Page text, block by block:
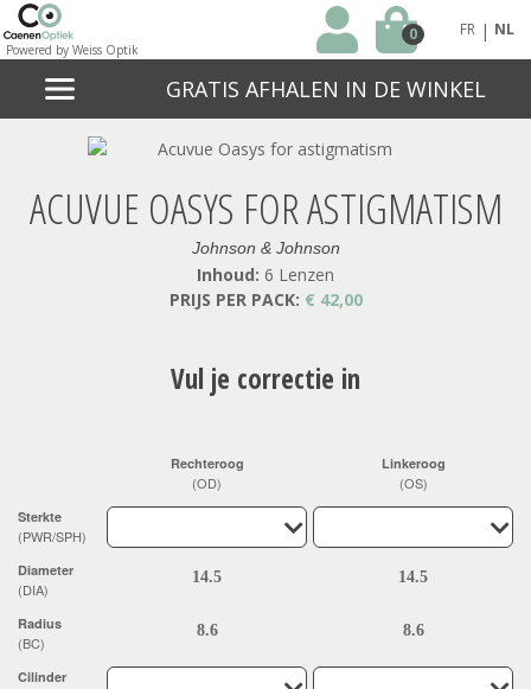
Powered by Weiss Optik
0 FR | NL
GRATIS AFHALEN IN DE WINKEL
ACUVUE OASYS FOR ASTIGMATISM
Johnson & Johnson
Inhoud: 6 Lenzen
PRIJS PER PACK: € 42,00
Vul je correctie in
Sterkte
(PWR/SPH)
Diameter
(DIA)
Radius
(BC)
Cilinder
Rechteroog
(OD)
Linkeroog
(OS)